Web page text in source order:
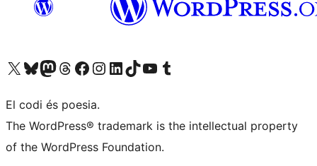
Visiteu el nostre compte X (abans Twitter)
Visiteu el nostre compte de Bluesky
Visiteu el nostre compte al Mastodon
Visiteu el nostre compte de Threads
Visiteu la nostra pàgina al Facebook
Visiteu el nostre compte d'Instagram
Visiteu el nostre compte de LinkedIn
Visiteu el nostre compte de TikTok
Visiteu el nostre canal al YouTube
Visiteu el nostre compte de Tumblr
El codi és poesia.
The WordPress® trademark is the intellectual property
of the WordPress Foundation.